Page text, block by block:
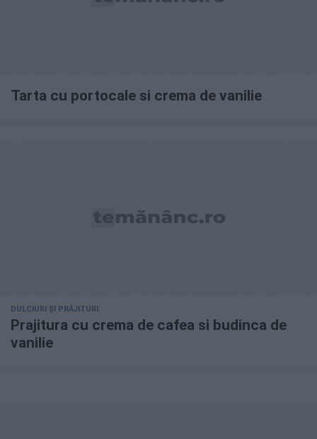
Tarta cu portocale si crema de vanilie
DULCIURI ȘI PRĂJITURI
Prajitura cu crema de cafea si budinca de
vanilie